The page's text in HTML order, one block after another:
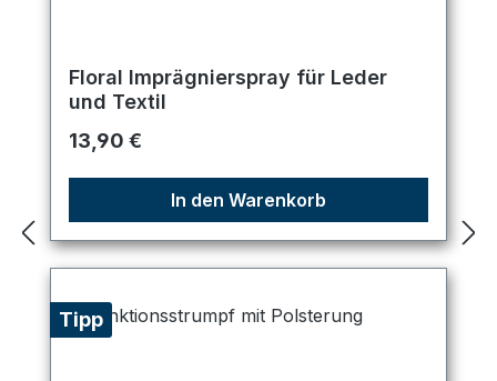
Floral Imprägnierspray für Leder
und Textil
Regulärer Preis:
13,90 €
In den Warenkorb
Tipp